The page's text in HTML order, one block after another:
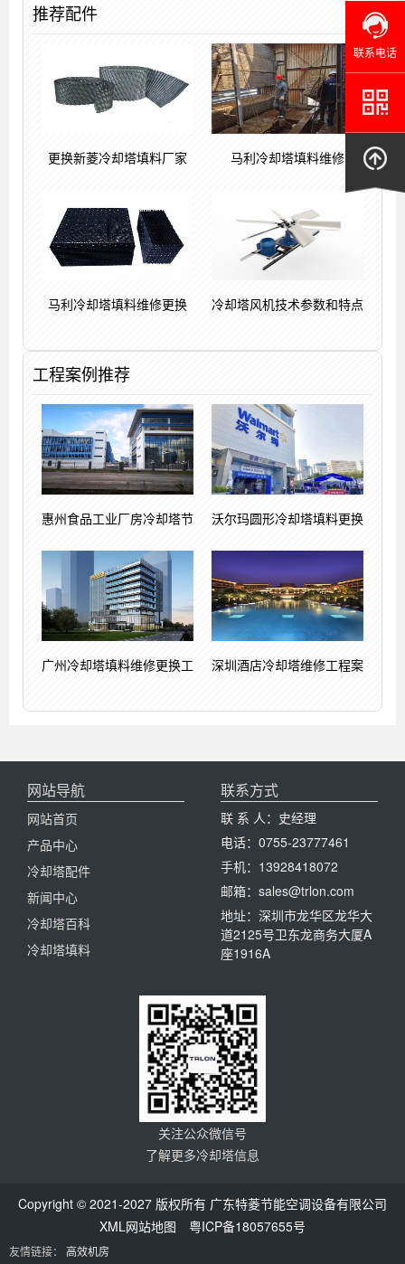
推荐配件
更换新菱冷却塔填料厂家 马利冷却塔填料维修
马利冷却塔填料维修更换 冷却塔风机技术参数和特点
工程案例推荐
惠州食品工业厂房冷却塔节 沃尔玛圆形冷却塔填料更换
广州冷却塔填料维修更换工 深圳酒店冷却塔维修工程案
网站导航
网站首页
产品中心
冷却塔配件
新闻中心
冷却塔百科
冷却塔填料
联系方式
联 系 人：史经理
电话：0755-23777461
手机：13928418072
邮箱：sales@trlon.com
地址：深圳市龙华区龙华大
道2125号卫东龙商务大厦A
座1916A
关注公众微信号
了解更多冷却塔信息
Copyright © 2021-2027 版权所有 广东特菱节能空调设备有限公司
XML网站地图
粤ICP备18057655号
联系电话
友情链接： 高效机房